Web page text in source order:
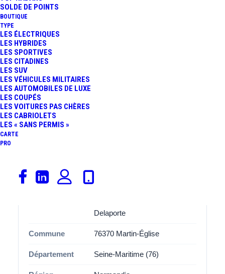
SOLDE DE POINTS
BOUTIQUE
TYPE
LES ÉLECTRIQUES
LES HYBRIDES
LES SPORTIVES
LES CITADINES
LES SUV
LES VÉHICULES MILITAIRES
LES AUTOMOBILES DE LUXE
LES COUPÉS
LES VOITURES PAS CHÈRES
LES CABRIOLETS
LES « SANS PERMIS »
CARTE
PRO
Industrielle Louis Delaporte
trajets du quotidien ou les longues distances.
Avec ses
Église NC est spécialement aménagée pour accueillir les
covoitureurs dans des bonnes conditions. Que vous
soyez conducteur ou passager, vous apprécierez
l’organisation et l’espace disponibles, pensés pour
améliorer l’expérience de covoiturage.
Catégorie
Delaporte
Commune 76370 Martin-Église
Département Seine-Maritime (76)